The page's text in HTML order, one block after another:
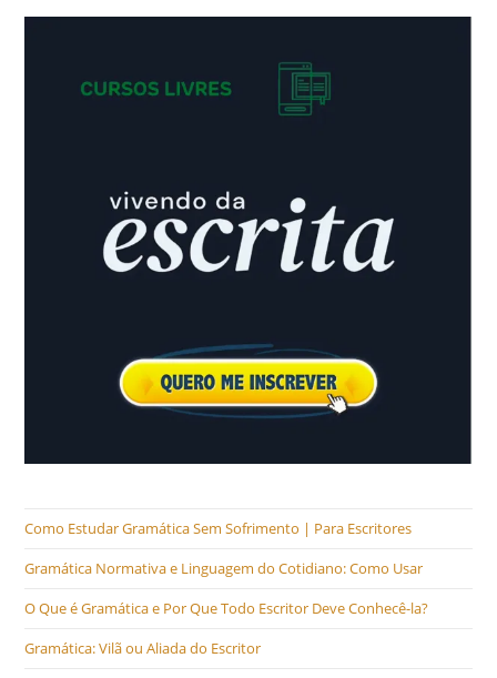
Como Estudar Gramática Sem Sofrimento | Para Escritores
Gramática Normativa e Linguagem do Cotidiano: Como Usar
O Que é Gramática e Por Que Todo Escritor Deve Conhecê-la?
Gramática: Vilã ou Aliada do Escritor